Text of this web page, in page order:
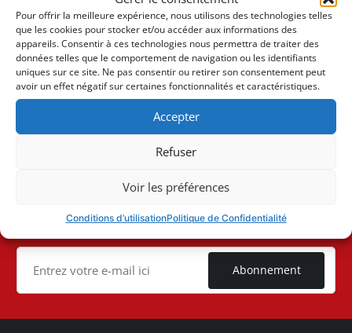
Pour offrir la meilleure expérience, nous utilisons des technologies telles
que les cookies pour stocker et/ou accéder aux informations des
appareils. Consentir à ces technologies nous permettra de traiter des
données telles que le comportement de navigation ou les identifiants
uniques sur ce site. Ne pas consentir ou retirer son consentement peut
avoir un effet négatif sur certaines fonctionnalités et caractéristiques.
Accepter
Refuser
Voir les préférences
Conditions d’utilisationPolitique de Confidentialité
Manuels
Nouvelles de l'Entreprise
Offres spéciales
Cookie
Vous ne voulez pas manquer une
occasion
Abonnement